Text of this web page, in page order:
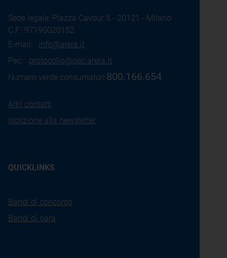
Sede legale: Piazza Cavour 5 - 20121 - Milano
C.F.: 97190020152
E-mail: info@arera.it
Pec: protocollo@pec.arera.it
Numero verde consumatori:800.166.654
Altri contatti
Iscrizione alla newsletter
QUICKLINKS
Bandi di concorso
Bandi di gara